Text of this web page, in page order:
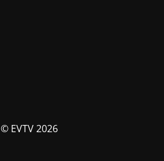
© EVTV 2026